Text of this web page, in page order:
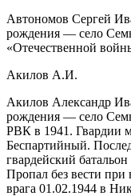
Автономов Сергей
рождения — село
«Отечественной
Акилов А.И.
Акилов Александр
рождения — село
РВК в 1941. Гвардии
Беспартийный.
гвардейский
Пропал без вести при
врага 01.02.1944 в